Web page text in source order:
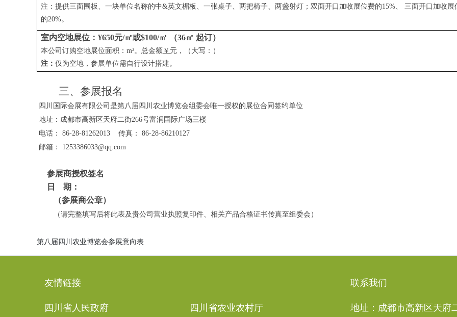
注：提供三面围板、一块单位名称的中&英文楣板、一张桌子、两把椅子、两盏射灯；双面开口加收展位费的15%、 三面开口加收展
的20%。
室内空地展位：¥650元/㎡或$100/㎡ （36㎡ 起订）
本公司订购空地展位面积：m²。总金额 ￥ 元，（大写：）
注：仅为空地，参展单位需自行设计搭建。
三、参展报名
四川国际会展有限公司是第八届四川农业博览会组委会唯一授权的展位合同签约单位
地址：成都市高新区天府二街266号富润国际广场三楼
电话： 86-28-81262013 传真： 86-28-86210127
邮箱： 1253386033@qq.com
参展商授权签名
日
期：
（参展商公章）
（请完整填写后将此表及贵公司营业执照复印件、相关产品合格证书传真至组委会）
第八届四川农业博览会参展意向表
友情链接
四川省人民政府 四川省农业农村厅
联系我们
地址：成都市高新区天府